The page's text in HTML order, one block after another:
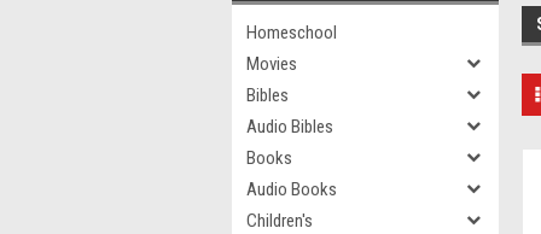
Homeschool
Movies
Bibles
Audio Bibles
Books
Audio Books
Children's